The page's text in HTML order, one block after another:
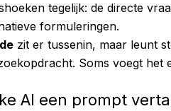
tegelijk: de directe
formuleringen.
zit er tussenin, maar leunt
Soms voegt het
AI een prompt